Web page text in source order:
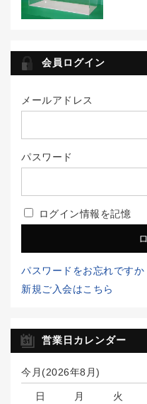
会員ログイン
メールアドレス
パスワード
ログイン情報を記憶
パスワードをお忘れですか
新規ご入会はこちら
営業日カレンダー
今月(2026年8月)
日 月 火